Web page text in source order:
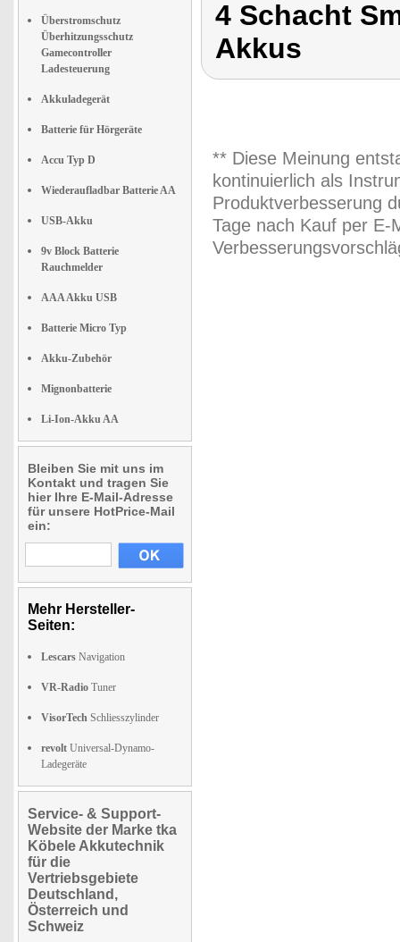
Überstromschutz
Überhitzungsschutz
Gamecontroller
Ladesteuerung
Akkuladegerät
Batterie für Hörgeräte
Accu Typ D
Wiederaufladbar Batterie AA
USB-Akku
9v Block Batterie
Rauchmelder
AAA Akku USB
Batterie Micro Typ
Akku-Zubehör
Mignonbatterie
Li-Ion-Akku AA
Bleiben Sie mit uns im
Kontakt und tragen Sie
hier Ihre E-Mail-Adresse
für unsere HotPrice-Mail
ein:
Mehr Hersteller-
Seiten:
Lescars Navigation
VR-Radio Tuner
VisorTech Schliesszylinder
revolt Universal-Dynamo-
Ladegeräte
Service- & Support-
Website der Marke tka
Köbele Akkutechnik
für die
Vertriebsgebiete
Deutschland,
Österreich und
Schweiz
4 Schacht
Akkus
** Diese Meinung
kontinuierlich als
Produktverbesserung
Tage nach Kauf per E-